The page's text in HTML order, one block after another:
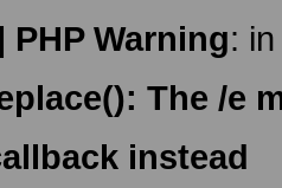
Warning:
The /e
instead